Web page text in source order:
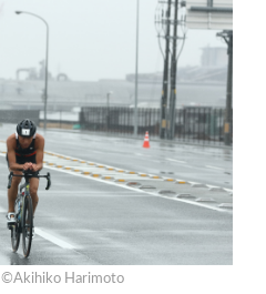
©Akihiko Harimoto